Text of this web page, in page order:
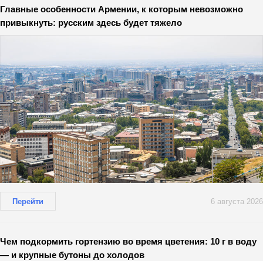
Главные особенности Армении, к которым невозможно
привыкнуть: русским здесь будет тяжело
Перейти 6 августа 2026
Чем подкормить гортензию во время цветения: 10 г в воду
— и крупные бутоны до холодов